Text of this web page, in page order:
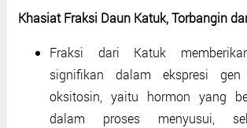
Khasiat Fraksi Daun Katuk, Torbangin
Fraksi dari Katuk
signifikan dalam ekspresi
oksitosin, yaitu hormon yang
dalam proses menyusui,